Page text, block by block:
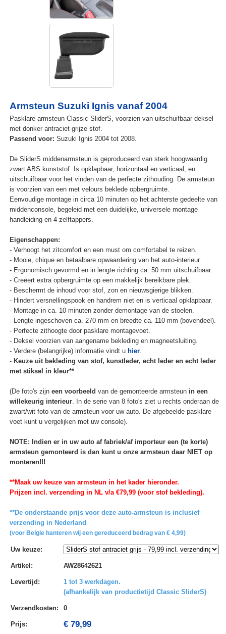
Armsteun Suzuki Ignis vanaf 2004
Pasklare armsteun Classic SliderS, voorzien van uitschuifbaar deksel
met donker antraciet grijze stof.
Passend voor: Suzuki Ignis 2004 tot 2008.
De SliderS middenarmsteun is geproduceerd van sterk hoogwaardig
zwart ABS kunststof. Is opklapbaar, horizontaal en verticaal, en
uitschuifbaar voor het vinden van de perfecte zithouding. De armsteun
is voorzien van een met velours beklede opbergruimte.
Eenvoudige montage in circa 10 minuten op het achterste gedeelte van
middenconsole, begeleid met een duidelijke, universele montage
handleiding en 4 zelftappers.
Eigenschappen:
- Verhoogt het zitcomfort en een must om comfortabel te reizen.
- Mooie, chique en betaalbare opwaardering van het auto-interieur.
- Ergonomisch gevormd en in lengte richting ca. 50 mm uitschuifbaar.
- Creëert extra opbergruimte op een makkelijk bereikbare plek.
- Beschermt de inhoud voor stof, zon en nieuwsgierige blikken.
- Hindert versnellingspook en handrem niet en is verticaal opklapbaar.
- Montage in ca. 10 minuten zonder demontage van de stoelen.
- Lengte ingeschoven ca. 270 mm en breedte ca. 110 mm (bovendeel).
- Perfecte zithoogte door pasklare montagevoet.
- Deksel voorzien van aangename bekleding en magneetsluiting.
- Verdere (belangrijke) informatie vindt u hier.
- Keuze uit bekleding van stof, kunstleder, echt leder en echt leder
met stiksel in kleur**
(De foto's zijn een voorbeeld van de gemonteerde armsteun in een
willekeurig interieur. In de serie van 8 foto's ziet u rechts onderaan de
zwart/wit foto van de armsteun voor uw auto. De afgebeelde pasklare
voet kunt u vergelijken met uw console).
NOTE: Indien er in uw auto af fabriek/af importeur een (te korte)
armsteun gemonteerd is dan kunt u onze armsteun daar NIET op
monteren!!!
**Maak uw keuze van armsteun in het kader hieronder.
Prijzen incl. verzending in NL v/a €79,99 (voor stof bekleding).
**De onderstaande prijs voor deze auto-armsteun is inclusief
verzending in Nederland
(voor Belgie hanteren wij een gereduceerd bedrag van € 4,99)
Uw keuze:
Artikel : AW28642621
Levertijd :
1 tot 3 werkdagen.
(afhankelijk van productietijd Classic SliderS)
Verzendkosten: 0
Prijs: € 79,99